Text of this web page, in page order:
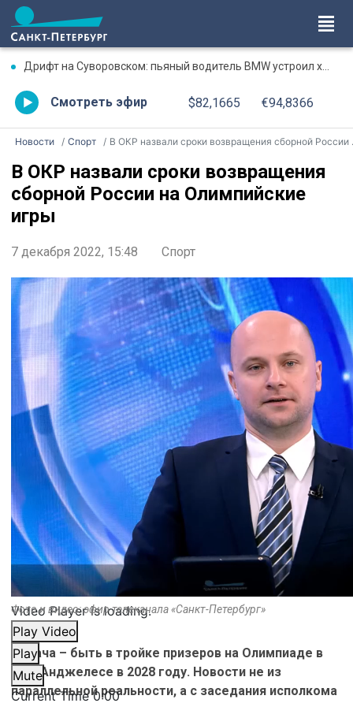
Дрифт на Суворовском: пьяный водитель BMW устроил хаос на перекрестке
Смотреть эфир $82,1665 €94,8366
Новости Спорт В ОКР назвали сроки возвращения сборной России на Олимпийские игры
В ОКР назвали сроки возвращения
сборной России на Олимпийские
игры
7 декабря 2022, 15:48 Спорт
Video Player is loading.
Play Video
Play
Mute
Current Time0:00
Фото и видео: эфир телеканала «Санкт-Петербург»
Задача – быть в тройке призеров на Олимпиаде в
Лос-Анджелесе в 2028 году. Новости не из
параллельной реальности, а с заседания исполкома